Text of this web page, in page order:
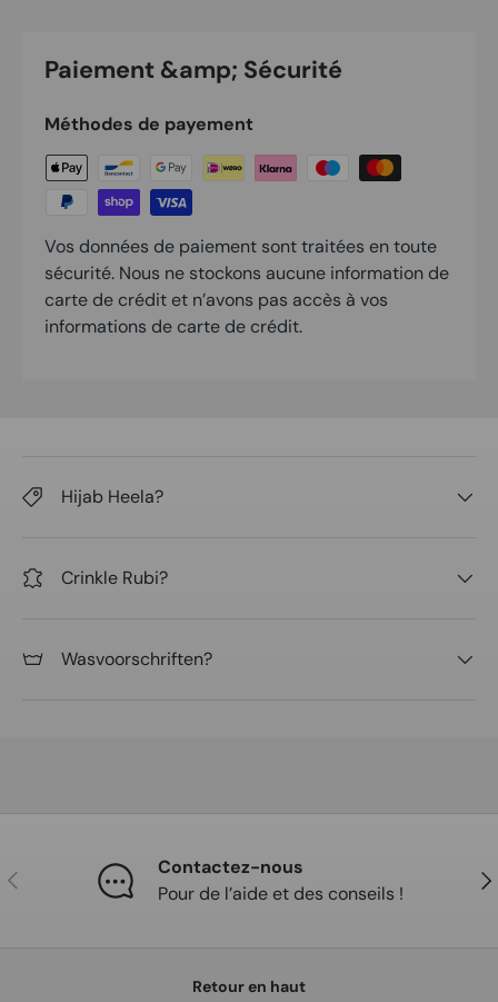
Paiement &amp; Sécurité
Méthodes de payement
Vos données de paiement sont traitées en toute
sécurité. Nous ne stockons aucune information de
carte de crédit et n’avons pas accès à vos
informations de carte de crédit.
Hijab Heela?
Crinkle Rubi?
Wasvoorschriften?
Précédent
Contactez-nous
Pour de l’aide et des conseils !
Retour en haut